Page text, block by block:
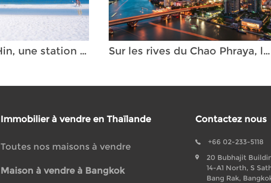
Investir à Hua Hin, une station balnéaire de charme pleine d'atouts Sur les rives du Chao Phraya, les investisseurs jouent des coudes à Bangkok.
Immobilier à vendre en Thaïlande
Toutes nos maisons à vendre
Maison à vendre à Bangkok
Contactez nous
+66 02-233-5118
20 Bubhajit
14-A1 North, S
Bang Rak,